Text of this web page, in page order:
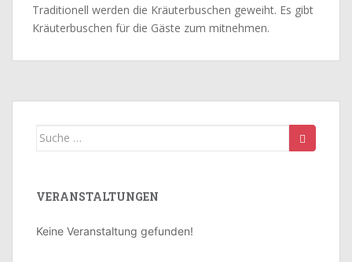
Traditionell werden die Kräuterbuschen geweiht. Es gibt
Kräuterbuschen für die Gäste zum mitnehmen.
Suche
VERANSTALTUNGEN
Keine Veranstaltung gefunden!